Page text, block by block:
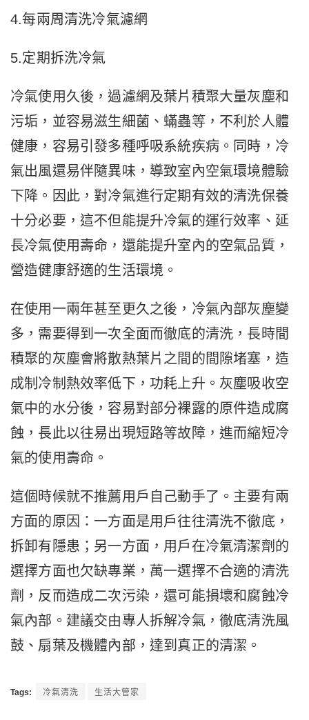
4.每兩周清洗冷氣濾網
5.定期拆洗冷氣
冷氣使用久後，過濾網及葉片積聚大量灰塵和
污垢，並容易滋生細菌、蟎蟲等，不利於人體
健康，容易引發多種呼吸系統疾病。同時，冷
氣出風還易伴隨異味，導致室內空氣環境體驗
下降。因此，對冷氣進行定期有效的清洗保養
十分必要，這不但能提升冷氣的運行效率、延
長冷氣使用壽命，還能提升室內的空氣品質，
營造健康舒適的生活環境。
在使用一兩年甚至更久之後，冷氣內部灰塵變
多，需要得到一次全面而徹底的清洗，長時間
積聚的灰塵會將散熱葉片之間的間隙堵塞，造
成制冷制熱效率低下，功耗上升。灰塵吸收空
氣中的水分後，容易對部分裸露的原件造成腐
蝕，長此以往易出現短路等故障，進而縮短冷
氣的使用壽命。
這個時候就不推薦用戶自己動手了。主要有兩
方面的原因：一方面是用戶往往清洗不徹底，
拆卸有隱患；另一方面，用戶在冷氣清潔劑的
選擇方面也欠缺專業，萬一選擇不合適的清洗
劑，反而造成二次污染，還可能損壞和腐蝕冷
氣內部。建議交由專人拆解冷氣，徹底清洗風
鼓、扇葉及機體內部，達到真正的清潔。
Tags: 冷氣清洗 生活大管家